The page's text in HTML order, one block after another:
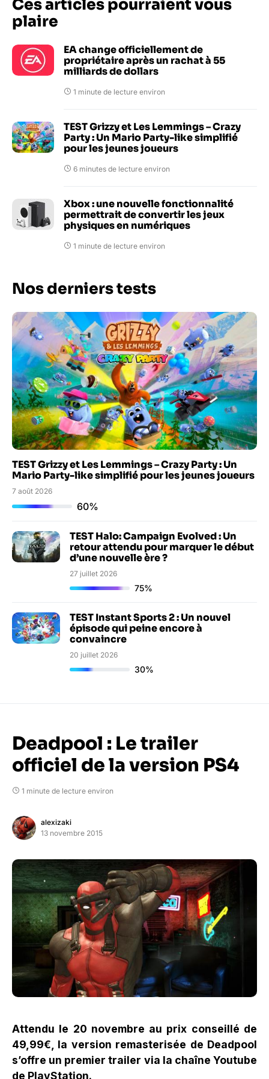
Ces articles pourraient vous
plaire
EA change officiellement de
propriétaire après un rachat à 55
milliards de dollars
1 minute de lecture environ
TEST Grizzy et Les Lemmings – Crazy
Party : Un Mario Party-like simplifié
pour les jeunes joueurs
6 minutes de lecture environ
Xbox : une nouvelle fonctionnalité
permettrait de convertir les jeux
physiques en numériques
1 minute de lecture environ
Nos derniers tests
TEST Grizzy et Les Lemmings – Crazy Party : Un
Mario Party-like simplifié pour les jeunes joueurs
7 août 2026
60%
TEST Halo: Campaign Evolved : Un
retour attendu pour marquer le début
d’une nouvelle ère ?
27 juillet 2026
75%
TEST Instant Sports 2 : Un nouvel
épisode qui peine encore à
convaincre
20 juillet 2026
30%
Deadpool : Le trailer
officiel de la version PS4
1 minute de lecture environ
alexizaki
13 novembre 2015
Attendu le 20 novembre au prix conseillé de
49,99€, la version remasterisée de Deadpool
s’offre un premier trailer via la chaîne Youtube
de PlayStation.